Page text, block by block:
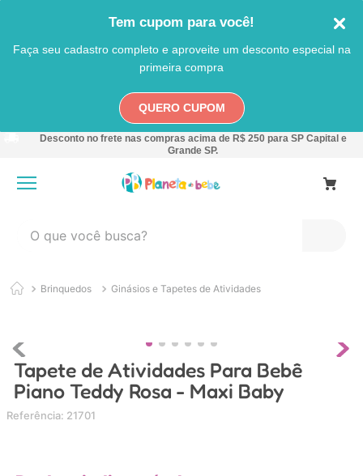
Tem cupom para você!
Faça seu cadastro completo e aproveite um desconto especial na
primeira compra
QUERO CUPOM
Desconto no frete nas compras acima de R$ 250 para SP Capital e
Grande SP.
Brinquedos Ginásios e Tapetes de Atividades
Tapete de Atividades Para Bebê
Piano Teddy Rosa - Maxi Baby
Referência: 21701
1 º
carro
4º
carrinho